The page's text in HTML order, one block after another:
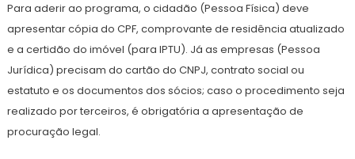
Para aderir ao programa, o cidadão (Pessoa Física) deve
apresentar cópia do CPF, comprovante de residência atualizado
e a certidão do imóvel (para IPTU). Já as empresas (Pessoa
Jurídica) precisam do cartão do CNPJ, contrato social ou
estatuto e os documentos dos sócios; caso o procedimento seja
realizado por terceiros, é obrigatória a apresentação de
procuração legal.